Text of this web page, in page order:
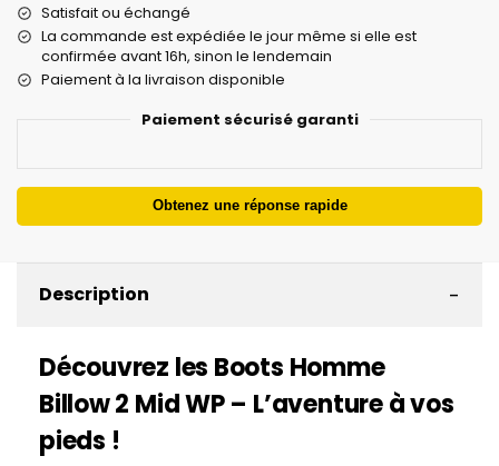
Satisfait ou échangé
La commande est expédiée le jour même si elle est
confirmée avant 16h, sinon le lendemain
Paiement à la livraison disponible
Paiement sécurisé garanti
Obtenez une réponse rapide
Description -
Découvrez les Boots Homme
Billow 2 Mid WP – L’aventure à vos
pieds !